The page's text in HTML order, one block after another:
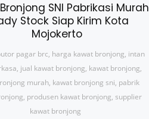
SNI Pabrikasi Murah
Stock Siap Kirim Kota
Mojokerto
pagar brc, harga kawat bronjong, intan
, jual kawat bronjong, kawat bronjong,
murah, kawat bronjong sni, pabrik
, produsen kawat bronjong, supplier
kawat bronjong